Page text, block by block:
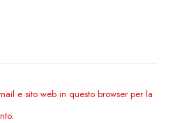
e sito web in questo browser per la